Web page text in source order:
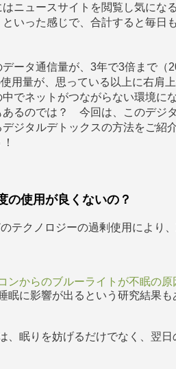
ニュースサイトを閲覧し気にな
いった感じで、合計すると毎日
ータ通信量が、3年で3倍まで（
使用量が、思っている以上に右肩
でネットがつながらない環境に
るのでは？ 今回は、このデジ
ジタルデトックスの方法をご紹
の使用が良くないの？
のテクノロジーの過剰使用により
ンからのブルーライトが不眠の原
眠に影響が出るという研究結果も
、眠りを妨げるだけでなく、翌